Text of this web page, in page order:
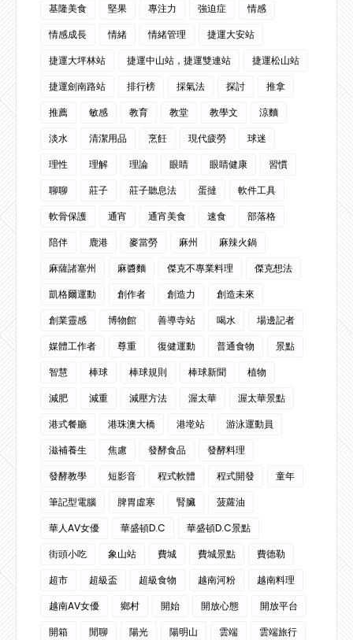
基隆美食
堅果 專注力 強迫症
情感
情感成長
情緒 情緒管理
捷運大安站
捷運大坪林站
捷運中山站，捷運雙連站
捷運松山站
捷運劍南路站
排行榜 採氣法 探討
推拿
推薦
敏感 教育 教堂 教學文
涼麵
淡水
清潔用品 烹飪 現代疲勞
球迷
理性
理解 理論 眼睛 眼睛健康
習慣
聊聊
莊子 莊子聽息法 蛋撻
軟件工具
軟骨保護
通宵 通宵美食 速食
部落格
陪伴
鹿港 麥當勞 麻州
麻辣火鍋
麻薩諸塞州
麻醬麵 傑克不專業料理
傑克想法
凱格爾運動
創作者 創造力
創造未來
創業靈感
博物館 善導寺站 喝水
場邊記者
媒體工作者
尊重 復健運動 普通食物
景點
智慧
棒球 棒球規則 棒球新聞
植物
減肥
減重 減壓方法 渥太華
渥太華景點
港式餐廳
港珠澳大橋 港墘站
游泳運動員
滋補養生
焦慮 發酵食品
發酵料理
發酵教學
短影音 程式軟體 程式開發
童年
筆記型電腦
脾胃虛寒 腎臟
菠蘿油
華人AV女優
華盛頓D.C
華盛頓D.C景點
街頭小吃
象山站 費城 費城景點
費德勒
超市
超級盃 超級食物 越南河粉
越南料理
越南AV女優
鄉村 開始 開放心態
開放平台
開箱
閒聊 陽光 陽明山 雲端 雲端旅行